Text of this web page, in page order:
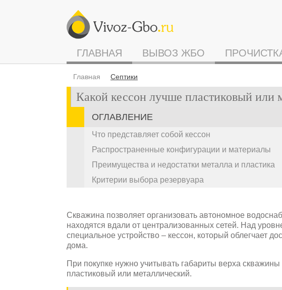
ГЛАВНАЯ ВЫВОЗ ЖБО
Главная Септики
Какой кессон лучше пластиковый или
ОГЛАВЛЕНИЕ
Что представляет собой кессон
Распространенные конфигурации и материалы
Преимущества и недостатки металла и пластика
Критерии выбора резервуара
Скважина позволяет организовать автономное
находятся вдали от централизованных сетей. Над
специальное устройство – кессон, который облегчает
дома.
При покупке нужно учитывать габариты верха
пластиковый или металлический.